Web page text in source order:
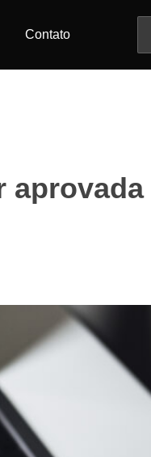
Contato